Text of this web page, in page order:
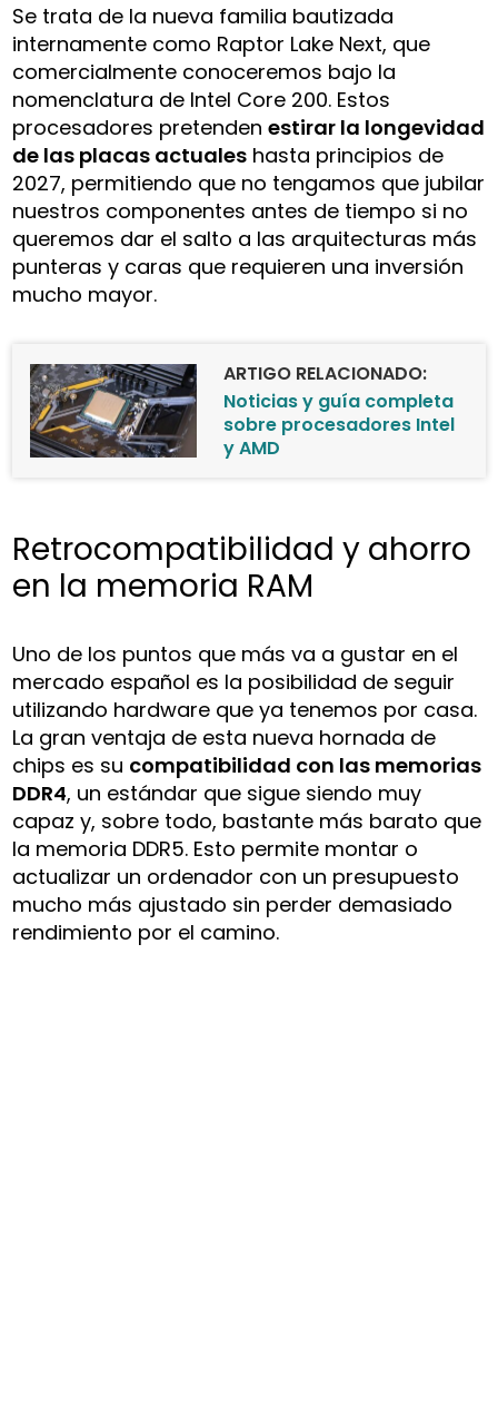
Se trata de la nueva familia bautizada
internamente como Raptor Lake Next, que
comercialmente conoceremos bajo la
nomenclatura de Intel Core 200. Estos
procesadores pretendenestirar la longevidad
de las placas actuales hasta principios de
2027, permitiendo que no tengamos que jubilar
nuestros componentes antes de tiempo si no
queremos dar el salto a las arquitecturas más
punteras y caras que requieren una inversión
mucho mayor.
ARTIGO RELACIONADO:
Noticias y guía completa
sobre procesadores Intel
y AMD
Retrocompatibilidad y ahorro
en la memoria RAM
Uno de los puntos que más va a gustar en el
mercado español es la posibilidad de seguir
utilizando hardware que ya tenemos por casa.
La gran ventaja de esta nueva hornada de
chips es su compatibilidad con las memorias
DDR4, un estándar que sigue siendo muy
capaz y, sobre todo, bastante más barato que
la memoria DDR5. Esto permite montar o
actualizar un ordenador con un presupuesto
mucho más ajustado sin perder demasiado
rendimiento por el camino.